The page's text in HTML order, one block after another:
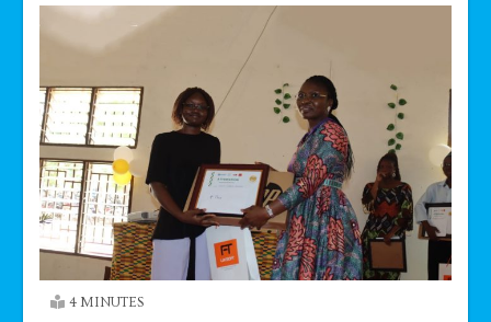
4 MINUTES